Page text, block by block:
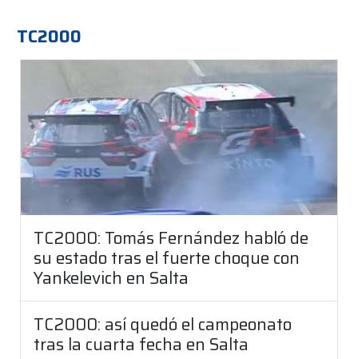
TC2000
TC2000: Tomás Fernández habló de
su estado tras el fuerte choque con
Yankelevich en Salta
TC2000: así quedó el campeonato
tras la cuarta fecha en Salta